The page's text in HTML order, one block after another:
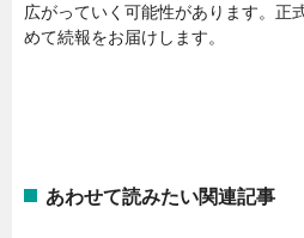
広がっていく可能性があります。正
めて続報をお届けします。
あわせて読みたい関連記事